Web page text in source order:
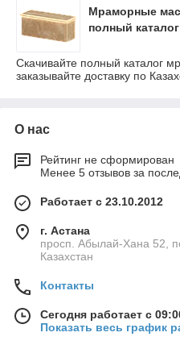
Мраморные
полный
Скачивайте полный каталог
заказывайте доставку по
О нас
Рейтинг не сформирован
Менее 5 отзывов за
Работает с 23.10.2012
г. Астана
просп. Абылай-Хана 52,
Казахстан
Контакты
Сегодня работает с
Показать весь график